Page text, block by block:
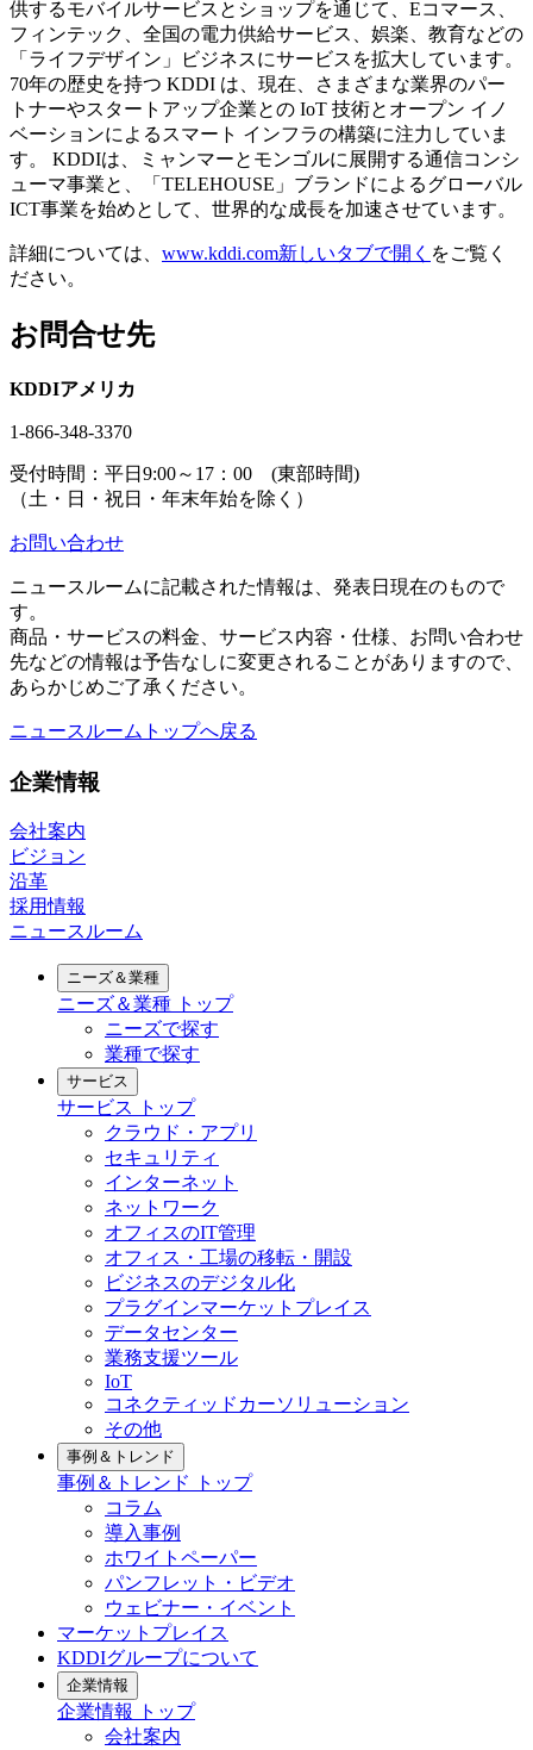
供するモバイルサービスとショップを通じて、Eコマース、
フィンテック、全国の電力供給サービス、娯楽、教育などの
「ライフデザイン」ビジネスにサービスを拡大しています。
70年の歴史を持つ KDDI は、現在、さまざまな業界のパー
トナーやスタートアップ企業との IoT 技術とオープン イノ
ベーションによるスマート インフラの構築に注力していま
す。 KDDIは、ミャンマーとモンゴルに展開する通信コンシ
ューマ事業と、「TELEHOUSE」ブランドによるグローバル
ICT事業を始めとして、世界的な成長を加速させています。
詳細については、 www.kddi.com新しいタブで開く をご覧く
ださい。
お問合せ先
KDDIアメリカ
1-866-348-3370
受付時間：平日9:00～17：00 (東部時間)
（土・日・祝日・年末年始を除く）
お問い合わせ
ニュースルームに記載された情報は、発表日現在のもので
す。
商品・サービスの料金、サービス内容・仕様、お問い合わせ
先などの情報は予告なしに変更されることがありますので、
あらかじめご了承ください。
ニュースルームトップへ戻る
企業情報
会社案内
ビジョン
沿革
採用情報
ニュースルーム
ニーズ＆業種
ニーズ＆業種 トップ
ニーズで探す
業種で探す
サービス
サービス
トップ
クラウド・アプリ
セキュリティ
インターネット
ネットワーク
オフィスのIT管理
オフィス・工場の移転・開設
ビジネスのデジタル化
プラグインマーケットプレイス
データセンター
業務支援ツール
IoT
コネクティッドカーソリューション
その他
事例＆トレンド
事例＆トレンド
トップ
コラム
導入事例
ホワイトペーパー
パンフレット・ビデオ
ウェビナー・イベント
マーケットプレイス
KDDIグループについて
企業情報
企業情報
トップ
会社案内